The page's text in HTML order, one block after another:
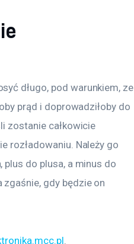
długo, pod warunkiem, ze
prąd i doprowadziłoby do
zostanie całkowicie
rozładowaniu. Należy go
do plusa, a minus do
zgaśnie, gdy będzie on
.